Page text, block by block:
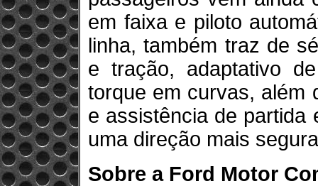
em faixa e piloto
linha, também traz de
e tração, adaptativo
torque em curvas, além
e assistência de partida
uma direção mais
Sobre a Ford Motor